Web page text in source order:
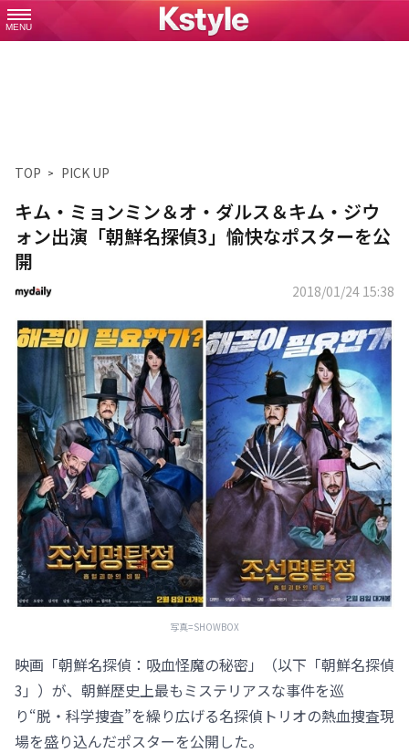
MENU
TOP PICK UP
キム・ミョンミン＆オ・ダルス＆キム・ジウ
ォン出演「朝鮮名探偵3」愉快なポスターを公
開
2018/01/24 15:38
写真=SHOWBOX
映画「朝鮮名探偵：吸血怪魔の秘密」（以下「朝鮮名探偵
3」）が、朝鮮歴史上最もミステリアスな事件を巡
り“脱・科学捜査”を繰り広げる名探偵トリオの熱血捜査現
場を盛り込んだポスターを公開した。